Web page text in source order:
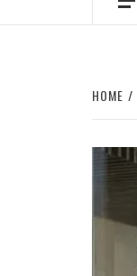
HOME